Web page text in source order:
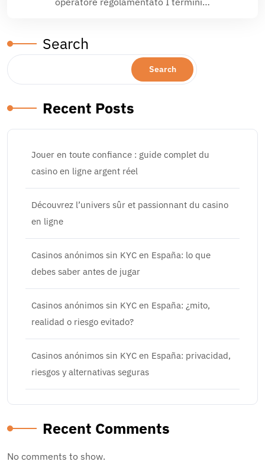
Search
Search
Recent Posts
Jouer en toute confiance : guide complet du
casino en ligne argent réel
Découvrez l’univers sûr et passionnant du casino
en ligne
Casinos anónimos sin KYC en España: lo que
debes saber antes de jugar
Casinos anónimos sin KYC en España: ¿mito,
realidad o riesgo evitado?
Casinos anónimos sin KYC en España: privacidad,
riesgos y alternativas seguras
Recent Comments
No comments to show.